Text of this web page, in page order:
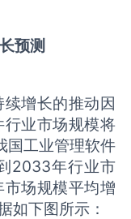
预测
增长的推动因
业市场规模将
国工业管理软件
2033年行业市
场规模平均增
如下图所示：